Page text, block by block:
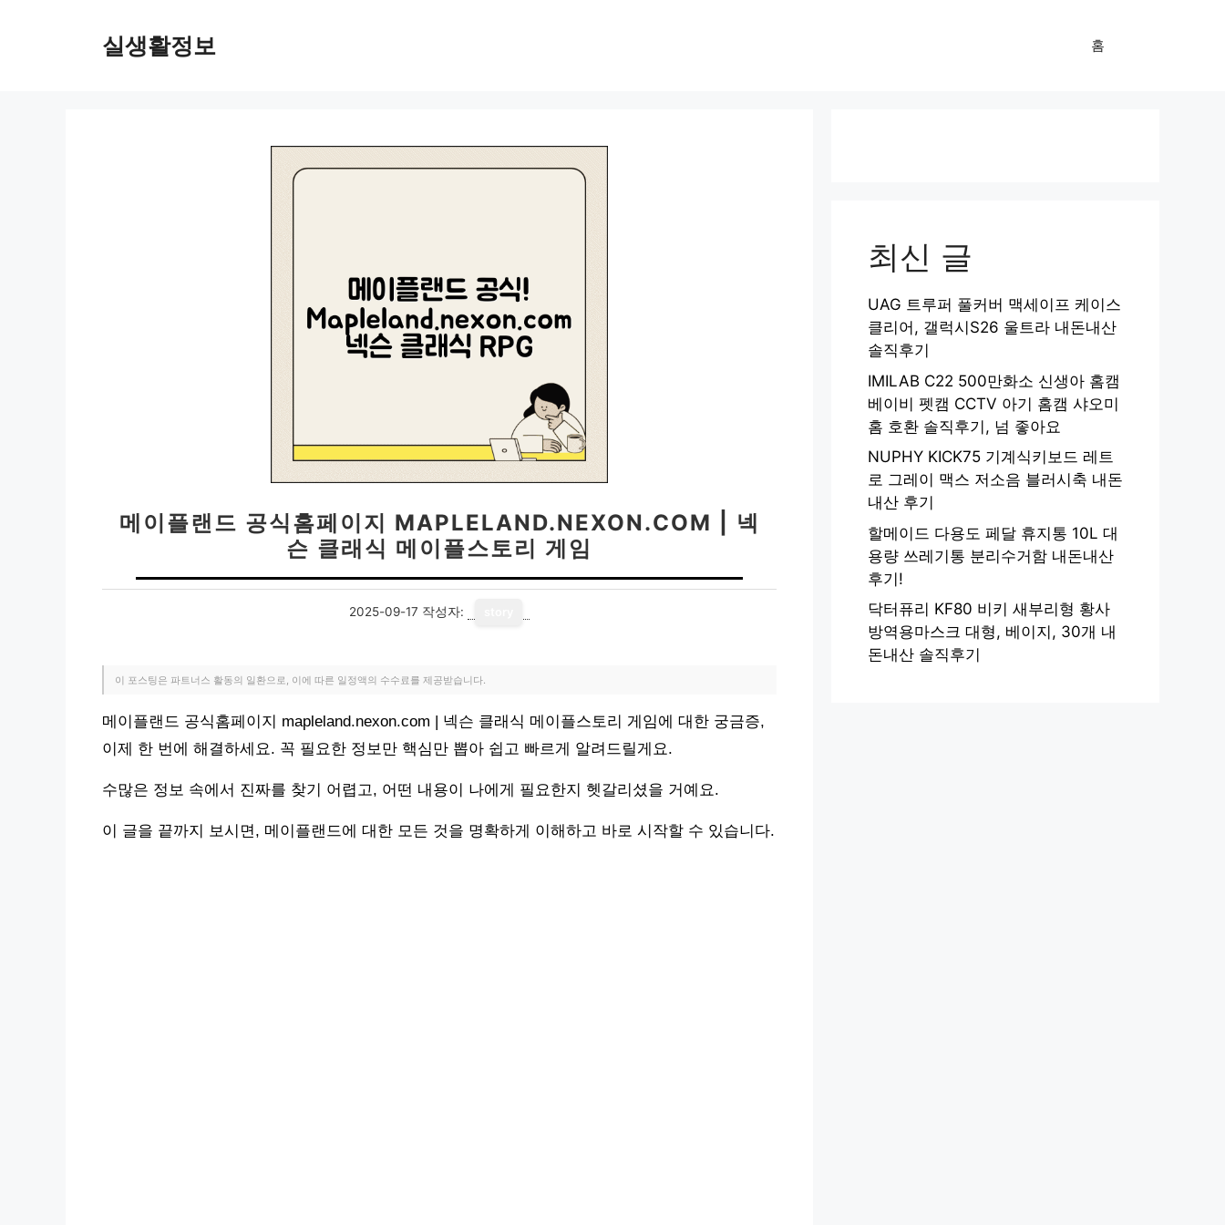
실생활정보 홈
메이플랜드 공식홈페이지 MAPLELAND.NEXON.COM | 넥
슨 클래식 메이플스토리 게임
2025-09-17 작성자:
이 포스팅은 파트너스 활동의 일환으로, 이에 따른 일정액의 수수료를 제공받습니다.
메이플랜드 공식홈페이지 mapleland.nexon.com | 넥슨 클래식 메이플스토리 게임에 대한 궁금증,
이제 한 번에 해결하세요. 꼭 필요한 정보만 핵심만 뽑아 쉽고 빠르게 알려드릴게요.
수많은 정보 속에서 진짜를 찾기 어렵고, 어떤 내용이 나에게 필요한지 헷갈리셨을 거예요.
이 글을 끝까지 보시면, 메이플랜드에 대한 모든 것을 명확하게 이해하고 바로 시작할 수 있습니다.
최신 글
UAG 트루퍼 풀커버 맥세이프 케이스
클리어, 갤럭시S26 울트라 내돈내산
솔직후기
IMILAB C22 500만화소 신생아 홈캠
베이비 펫캠 CCTV 아기 홈캠 샤오미
홈 호환 솔직후기, 넘 좋아요
NUPHY KICK75 기계식키보드 레트
로 그레이 맥스 저소음 블러시축 내돈
내산 후기
할메이드 다용도 페달 휴지통 10L 대
용량 쓰레기통 분리수거함 내돈내산
후기!
닥터퓨리 KF80 비키 새부리형 황사
방역용마스크 대형, 베이지, 30개 내
돈내산 솔직후기